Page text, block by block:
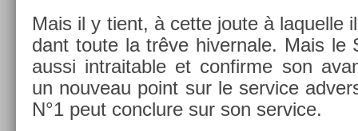
Mais il y tient, à cette joute à laquel­le
dant toute la trêve hiver­nale. Mais le
aussi in­trait­able et con­fir­me son
un nouveau point sur le ser­vice
N°1 peut con­clure sur son ser­vice.